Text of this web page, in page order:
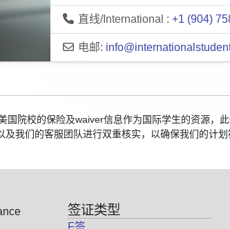
直线/International : +1 (904)
电邮:
国院校的保险及waiver信息作为国际学生的资源，
及我们的客服团队进行双重核实，以确保我们的计划
签证类型
F签